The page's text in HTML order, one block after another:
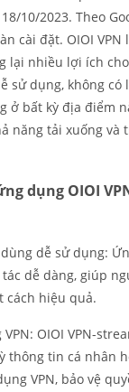
10/2023. Theo
cài đặt. OIOI VPN
lại nhiều lợi ích
sử dụng, không có
ở bất kỳ địa điểm
năng tải xuống và
dụng OIOI
dễ sử dụng:
dễ dàng, giúp
cách hiệu quả.
VPN: OIOI VPN-
thông tin cá nhân
VPN, bảo vệ